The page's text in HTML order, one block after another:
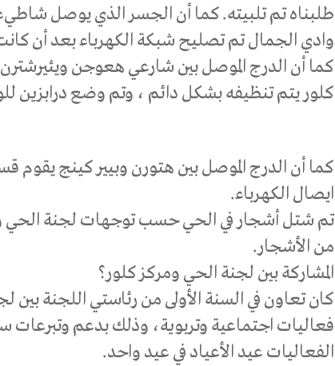
طلبناه تم تلبيته. كما أن الجسر الذي يوصل
وادي الجمال تم تصليح شبكة الكهرباء بعد أن
كما أن الدرج الموصل بين شارعي هعوجن ويئيرشترن
كلور يتم تنظيفه بشكل دائم ، وتم وضع درابزين
كما أن الدرج الموصل بين هتورن وبيير كينج
ايصال الكهرباء.
تم شتل أشجار في الحي حسب توجهات لجنة الحي
من الأشجار.
المشاركة بين لجنة الحي ومركز كلور؟
كان تعاون في السنة الأولى من رئاستي اللجنة بين
فعاليات اجتماعية وتربوية، وذلك بدعم
الفعاليات عيد الأعياد في عيد واحد.